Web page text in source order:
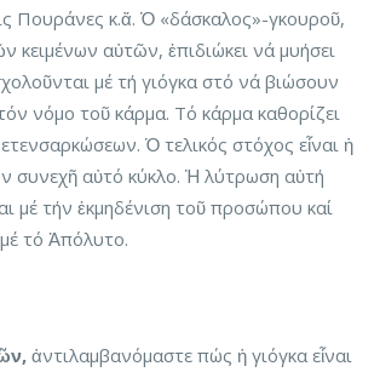
Πουράνες κ.ἄ. Ὁ «δάσκαλος»-γκουροῦ,
κειμένων αὐτῶν, ἐπιδιώκει νά μυήσει
μέ τή γιόγκα στό νά βιώσουν
νόμο τοῦ κάρμα. Τό κάρμα καθορίζει
Ὁ τελικός στόχος εἶναι ἡ
συνεχῆ αὐτό κύκλο. Ἡ λύτρωση αὐτή
μέ τήν ἐκμηδένιση τοῦ προσώπου καί
τό Ἀπόλυτο.
ἀντιλαμβανόμαστε πώς ἡ γιόγκα εἶναι